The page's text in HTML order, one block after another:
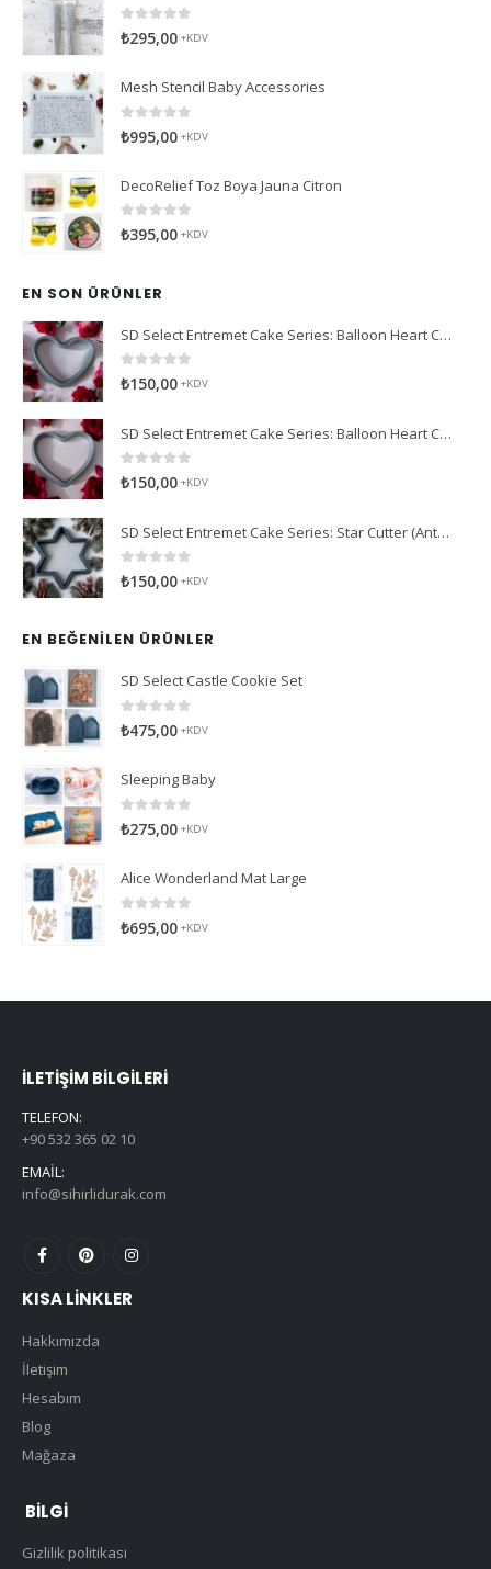
0 5 üzerinden
₺295,00 +KDV
Mesh Stencil Baby Accessories
0
₺995,00 +KDV
DecoRelief Toz Boya Jauna Citron
05 üzerinden
₺395,00 +KDV
EN SON ÜRÜNLER
SD Select Entremet Cake Series: Balloon Heart Cutter Small Cutter (Antreme Pasta Serisi: Balon Kalp Kesici)
0 5 üzerinden
₺150,00 +KDV
SD Select Entremet Cake Series: Balloon Heart Cutter Cutter (Antreme Pasta Serisi: Balon Kalp Kesici)
0 5 üzerinden
₺150,00 +KDV
SD Select Entremet Cake Series: Star Cutter (Antreme Pasta Serisi: Yıldız Kesici)
0 5 üzerinden
₺150,00 +KDV
EN BEĞENILEN ÜRÜNLER
SD Select Castle Cookie Set
0 5 üzerinden
₺475,00 +KDV
Sleeping Baby
0
₺275,00 +KDV
Alice Wonderland Mat Large
0
₺695,00 +KDV
İLETIŞIM BILGILERI
TELEFON:
+90 532 365 02 10
EMAIL:
info@sihirlidurak.com
KISA LINKLER
Hakkımızda
İletişim
Hesabım
Blog
Mağaza
BILGI
Gizlilik politikası